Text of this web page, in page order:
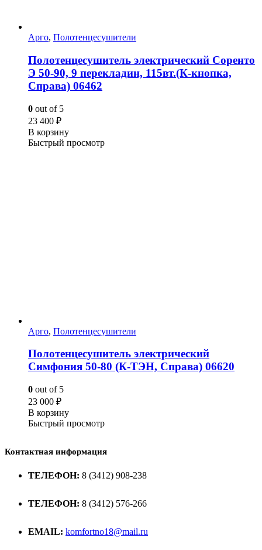
Арго, Полотенцесушители
Полотенцесушитель электрический Соренто
Э 50-90, 9 перекладин, 115вт.(К-кнопка,
Справа) 06462
0 out of 5
23 400 ₽
В корзину
Быстрый просмотр
Арго, Полотенцесушители
Полотенцесушитель электрический
Симфония 50-80 (К-ТЭН, Справа) 06620
0 out of 5
23 000 ₽
В корзину
Быстрый просмотр
Контактная информация
ТЕЛЕФОН: 8 (3412) 908-238
ТЕЛЕФОН: 8 (3412) 576-266
EMAIL: komfortno18@mail.ru